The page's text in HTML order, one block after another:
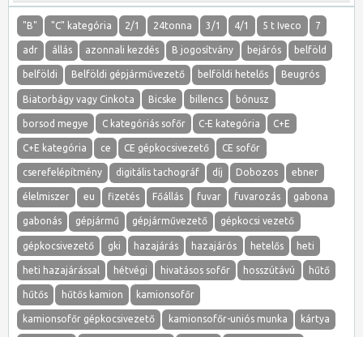
"B" "C" kategória 2/1 24tonna 3/1 4/1 5 t Iveco 7
adr állás azonnali kezdés B jogosítvány bejárós belföld
belföldi Belföldi gépjárművezető belföldi hetelős Beugrós
Biatorbágy vagy Cinkota Bicske billencs bónusz
borsod megye C kategóriás sofőr C-E kategória C+E
C+E kategória ce CE gépkocsivezető CE sofőr
cserefelépítmény digitális tachográf díj Dobozos ebner
élelmiszer eu fizetés Főállás fuvar fuvarozás gabona
gabonás gépjármű gépjárművezető gépkocsi vezető
gépkocsivezető gki hazajárás hazajárós hetelős heti
heti hazajárással hétvégi hivatásos sofőr hosszútávú hűtő
hűtős hűtős kamion kamionsofőr
kamionsofőr gépkocsivezető kamionsofőr-uniós munka kártya